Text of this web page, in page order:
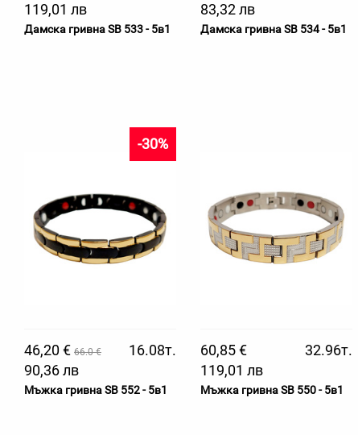
119,01 лв
Дамска гривна SB 533 - 5в1
83,32 лв
Дамска гривна SB 534 - 5в1
46,20 € 66.0 €
-30%
16.08т.
90,36 лв
Мъжка гривна SB 552 - 5в1
60,85 €
32.96т.
119,01 лв
Мъжка гривна SB 550 - 5в1